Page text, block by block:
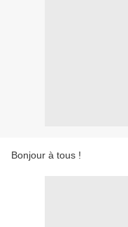
Bonjour à tous !